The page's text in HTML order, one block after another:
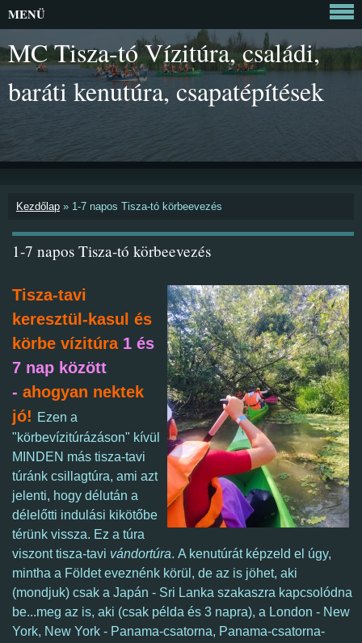
MC Tisza-tó Vízitúra, családi,
baráti kenutúra, csapatépítések
Kezdőlap » 1-7 napos Tisza-tó körbeevezés
1-7 napos Tisza-tó körbeevezés
Tisza-tavi
keresztül-kasul és
körbe vízitúra 1 és
7 nap között
- ahogyan nektek
jó! Ezen a
"körbevízitúrázáson" kívül
MINDEN más tisza-tavi
túránk csillagtúra, ami azt
jelenti, hogy délután a
délelőtti indulási kikötőbe
térünk vissza. Ez a túra
viszont tisza-tavi vándortúra. A kenutúrát képzeld el úgy,
mintha a Földet eveznénk körül, de az is jöhet, aki
(mondjuk) csak a Japán - Sri Lanka szakaszra kapcsolódna
be...meg az is, aki (csak példa és 3 napra), a London - New
York, New York - Panama-csatorna, Panama-csatorna-
MENÜ